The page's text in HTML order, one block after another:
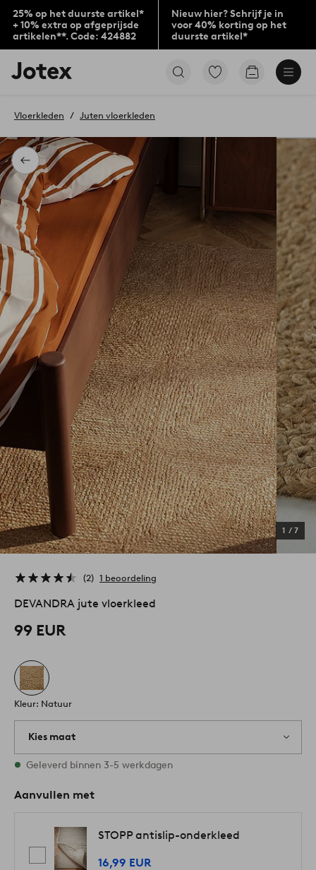
25% op het duurste artikel*
+ 10% extra op afgeprijsde
artikelen**. Code: 424882
Nieuw hier? Schrijf je in
voor 40% korting op het
duurste artikel*
Jotex
logo
to
home
page
Ga
Go
Terug
Vloerkleden Juten vloerkleden
1 / 7
2 1 beoordeling
DEVANDRA jute vloerkleed
99 EUR
Kleur: Natuur
Kies maat
Alle maten zijn op voorraad
Geleverd binnen 3-5 werkdagen
Aanvullen met
STOPP antislip-onderkleed
16,99 EUR